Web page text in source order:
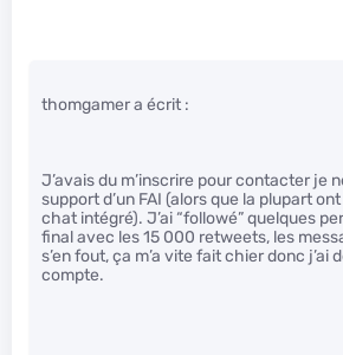
thomgamer a écrit :
J’avais du m’inscrire pour contacter je
support d’un FAI (alors que la plupart
chat intégré). J’ai “followé” quelques
final avec les 15 000 retweets, les
s’en fout, ça m’a vite fait chier donc j’ai
compte.